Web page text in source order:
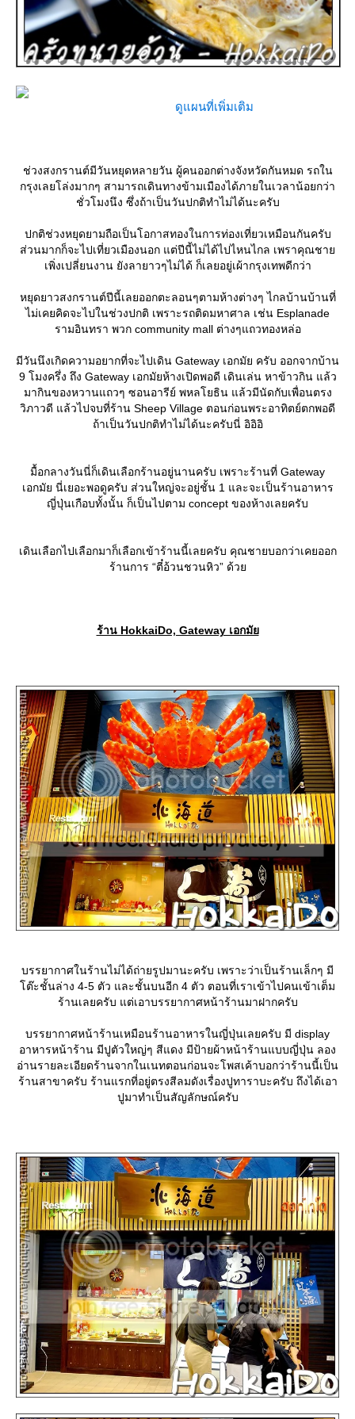
ดูแผนที่เพิ่มเติม
ช่วงสงกรานต์มีวันหยุดหลายวัน ผู้คนออกต่างจังหวัดกันหมด รถใน
กรุงเลยโล่งมากๆ สามารถเดินทางข้ามเมืองได้ภายในเวลาน้อยกว่า
ชั่วโมงนึง ซึ่งถ้าเป็นวันปกติทำไม่ได้นะครับ
ปกติช่วงหยุดยามถือเป็นโอกาสทองในการท่องเที่ยวเหมือนกันครับ
ส่วนมากก็จะไปเที่ยวเมืองนอก แต่ปีนี้ไม่ได้ไปไหนไกล เพราคุณชา
เพิ่งเปลี่ยนงาน ยังลายาวๆไม่ได้ ก็เลยอยู่เผ้ากรุงเทพดีกว่า
หยุดยาวสงกรานต์ปีนี้เลยออกตะลอนๆตามห้างต่างๆ ไกลบ้านบ้านที่
ไม่เคยคิดจะไปในช่วงปกติ เพราะรถติดมหาศาล เช่น Esplanade
รามอินทรา พวก community mall ต่างๆแถวทองหล่อ
มีวันนึงเกิดความอยากที่จะไปเดิน Gateway เอกมัย ครับ ออกจากบ้าน
9 โมงครึ่ง ถึง Gateway เอกมัยห้างเปิดพอดี เดินเล่น หาข้าวกิน แล้ว
มากินของหวานแถวๆ ซอนอารีย์ พหลโยธิน แล้วมีนัดกับเพื่อนตรง
วิภาวดี แล้วไปจบที่ร้าน Sheep Village ตอนก่อนพระอาทิตย์ตกพอดี
ถ้าเป็นวันปกติทำไม่ได้นะครับนี่ อิอิอิ
มื้อกลางวันนี่ก็เดินเลือกร้านอยู่นานครับ เพราะร้านที่ Gateway
เอกมัย นี่เยอะพอดูครับ ส่วนใหญ่จะอยู่ชั้น 1 และจะเป็นร้านอาหาร
ญี่ปุ่นเกือบทั้งนั้น ก็เป็นไปตาม concept ของห้างเลยครับ
เดินเลือกไปเลือกมาก็เลือกเข้าร้านนี้เลยครับ คุณชายบอกว่าเคยออก
ร้านการ “ตี๋อ้วนชวนหิว” ด้ว
ร้าน HokkaiDo, Gateway เอกมั
บรรยากาศในร้านไม่ได้ถ่ายรูปมานะครับ เพราะว่าเป็นร้านเล็กๆ มี
ต๊ะชั้นล่าง 4-5 ตัว และชั้นบนอีก 4 ตัว ตอนที่เราเข้าไปคนเข้าเต็ม
ร้านเลยครับ แต่เอาบรรยากาศหน้าร้านมาฝากครับ
บรรยากาศหน้าร้านเหมือนร้านอาหารในญี่ปุ่นเลยครับ มี display
อาหารหน้าร้าน มีปูตัวใหญ่ๆ สีแดง มีป้ายผ้าหน้าร้านแบบญี่ปุ่น ลอง
อ่านรายละเอียดร้านจากในเนทตอนก่อนจะโพสเค้าบอกว่าร้านนี้เป็น
ร้านสาขาครับ ร้านแรกที่อยู่ตรงสีลมดังเรื่องปูทาราบะครับ ถึงได้เอา
ปูมาทำเป็นสัญลักษณ์ครับ